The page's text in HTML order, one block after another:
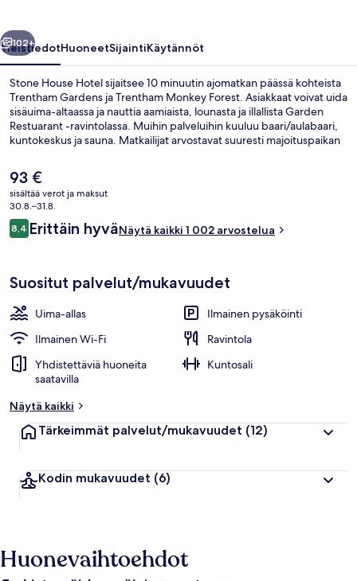
Seuraava
102+
YleistiedotHuoneetSijaintiKäytännöt
Stone House Hotel sijaitsee 10 minuutin ajomatkan päässä kohteista
Trentham Gardens ja Trentham Monkey Forest. Asiakkaat voivat uida
sisäuima-altaassa ja nauttia aamiaista, lounasta ja illallista Garden
Restuarant -ravintolassa. Muihin palveluihin kuuluu baari/aulabaari,
kuntokeskus ja sauna. Matkailijat arvostavat suuresti majoituspaikan
Nykyinen
hinta
on
93 €
93 €
sisältää verot ja maksut
30.8.–31.8.
Arvostelut
8,48,4 kautta 10.
Erittäin hyväNäytä kaikki 1 002 arvostelua
Suositut palvelut/mukavuudet
Uima-allas
Ilmainen pysäköinti
Ilmainen Wi-Fi
Ravintola
Yhdistettäviä huoneita
saatavilla
Kuntosali
Näytä kaikki
Tärkeimmät palvelut/mukavuudet (12)
Kodin mukavuudet (6)
Huonevaihtoehdot